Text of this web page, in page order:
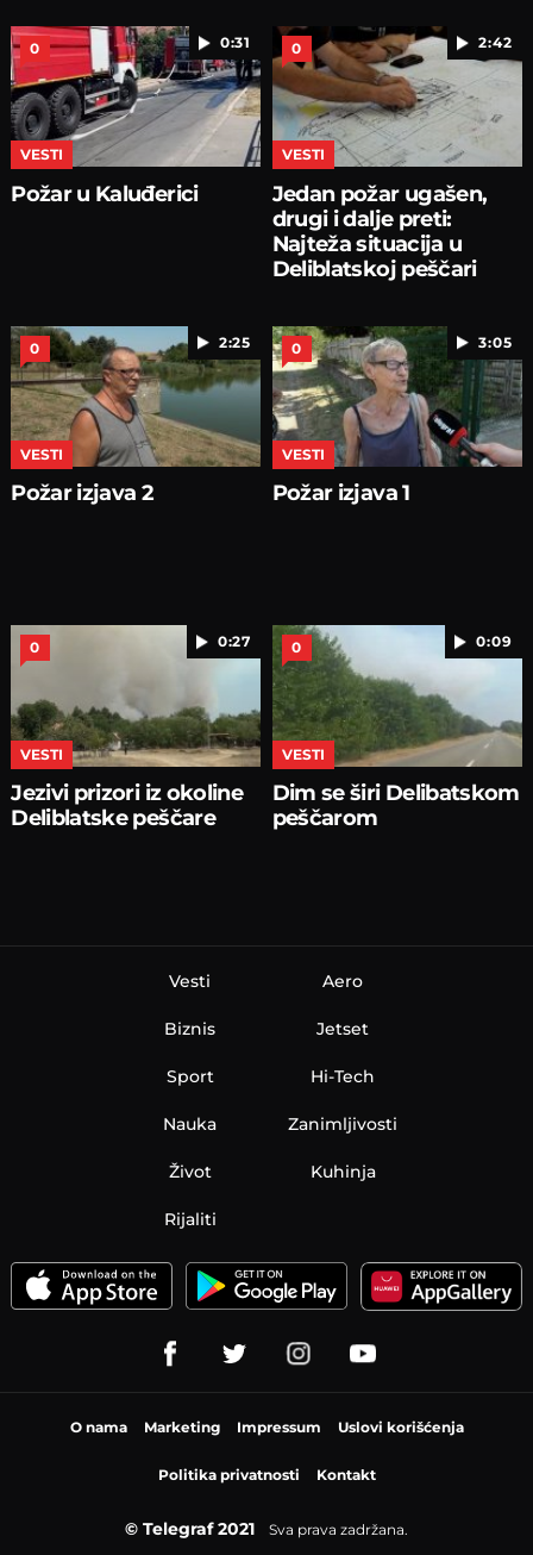
0:31
0
VESTI
Požar u Kaluđerici
2:42
0
VESTI
Jedan požar ugašen,
drugi i dalje preti:
Najteža situacija u
Deliblatskoj peščari
2:25
0
VESTI
Požar izjava 2
3:05
0
VESTI
Požar izjava 1
0:27
0
VESTI
Jezivi prizori iz okoline
Deliblatske peščare
0:09
0
VESTI
Dim se širi Delibatskom
peščarom
Vesti
Biznis
Sport
Nauka
Aero
Jetset
Hi-Tech
Zanimljivosti
Život Kuhinja
Rijaliti
O nama Marketing Impressum Uslovi korišćenja
Politika privatnosti Kontakt
© Telegraf 2021 Sva prava zadržana.